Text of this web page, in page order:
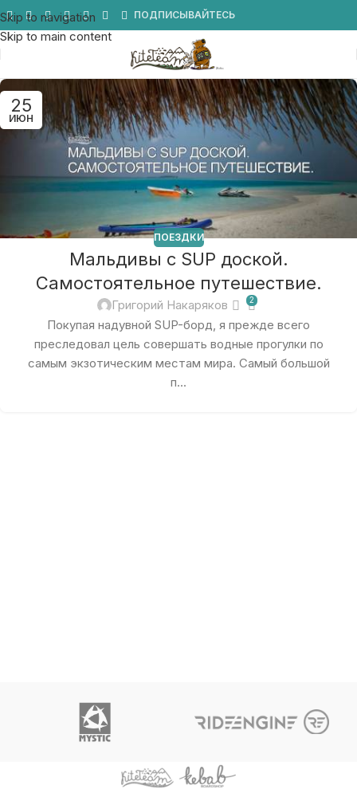
Skip to navigation
Skip to main content
ПОДПИСЫВАЙТЕСЬ
25
ИЮН
ПОЕЗДКИ
Мальдивы с SUP доской.
Самостоятельное путешествие.
Григорий Накаряков 2
Покупая надувной SUP-борд, я прежде всего
преследовал цель совершать водные прогулки по
самым экзотическим местам мира. Самый большой
п...